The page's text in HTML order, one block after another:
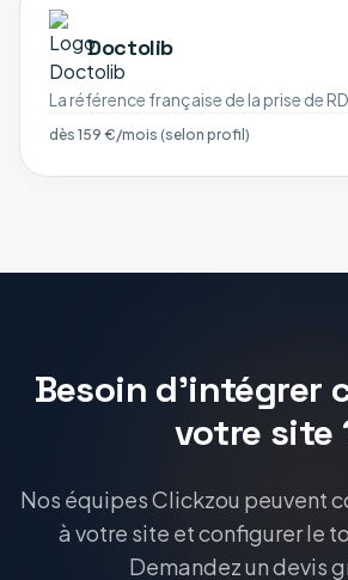
Doctolib
La référence française de la prise de
dès 159 €/mois (selon profil)
Besoin d'intégrer
votre site
Nos équipes Clickzou peuvent
à votre site et configurer le
Demandez un devis